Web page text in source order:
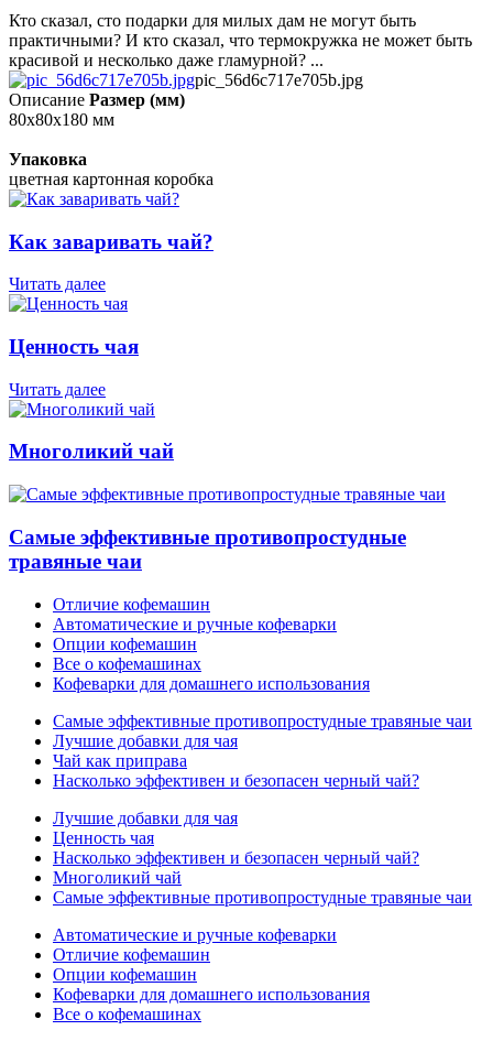
Кто сказал, сто подарки для милых дам не могут быть
практичными? И кто сказал, что термокружка не может быть
красивой и несколько даже гламурной? ...
pic_56d6c717e705b.jpg
Описание Размер (мм)
80x80x180 мм
Упаковка
цветная картонная коробка
Как заваривать чай?
Читать далее
Ценность чая
Читать далее
Многоликий чай
Самые эффективные противопростудные
травяные чаи
Отличие кофемашин
Автоматические и ручные кофеварки
Опции кофемашин
Все о кофемашинах
Кофеварки для домашнего использования
Самые эффективные противопростудные травяные чаи
Лучшие добавки для чая
Чай как приправа
Насколько эффективен и безопасен черный чай?
Лучшие добавки для чая
Ценность чая
Насколько эффективен и безопасен черный чай?
Многоликий чай
Самые эффективные противопростудные травяные чаи
Автоматические и ручные кофеварки
Отличие кофемашин
Опции кофемашин
Кофеварки для домашнего использования
Все о кофемашинах